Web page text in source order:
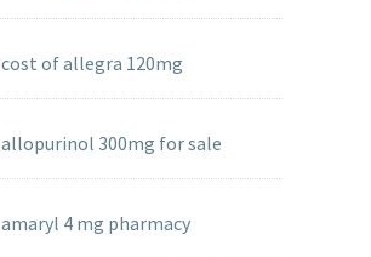
cost of allegra 120mg
allopurinol 300mg for sale
amaryl 4 mg pharmacy